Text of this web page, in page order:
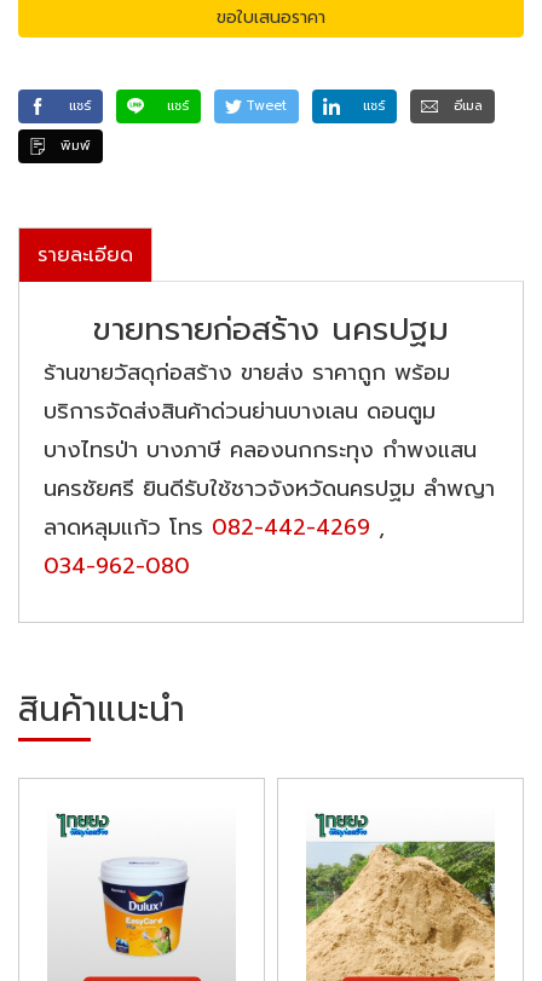
ขอใบเสนอราคา
แชร์ แชร์ Tweet แชร์
อีเมล
พิมพ์
รายละเอียด
ขายทรายก่อสร้าง นครปฐม
ร้านขายวัสดุก่อสร้าง ขายส่ง ราคาถูก พร้อม
บริการจัดส่งสินค้าด่วนย่านบางเลน ดอนตูม
บางไทรป่า บางภาษี คลองนกกระทุง กำพงแสน
นครชัยศรี ยินดีรับใช้ชาวจังหวัดนครปฐม ลำพญา
ลาดหลุมแก้ว โทร 082-442-4269 ,
034-962-080
สินค้าแนะนำ